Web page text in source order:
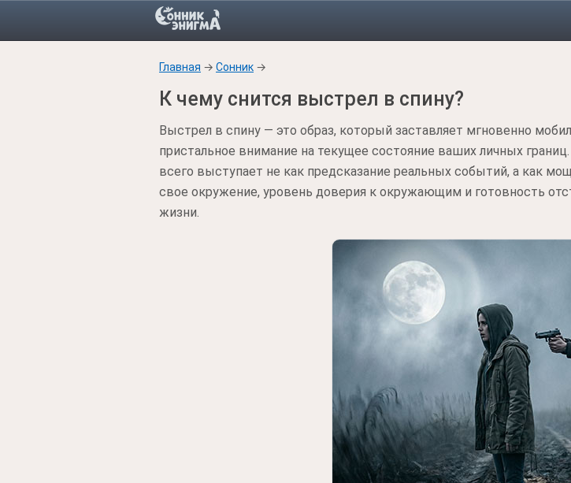
Главная → Сонник →
К чему снится выстрел в спину?
Выстрел в спину — это образ, который заставляет мгновенно
пристальное внимание на текущее состояние ваших личных
всего выступает не как предсказание реальных событий, а как
свое окружение, уровень доверия к окружающим и готовность
жизни.